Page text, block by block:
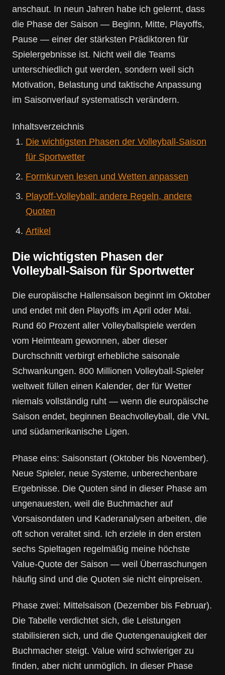
anschaut. In neun Jahren habe ich gelernt, dass
die Phase der Saison — Beginn, Mitte, Playoffs,
Pause — einer der stärksten Prädiktoren für
Spielergebnisse ist. Nicht weil die Teams
unterschiedlich gut werden, sondern weil sich
Motivation, Belastung und taktische Anpassung
im Saisonverlauf systematisch verändern.
Inhaltsverzeichnis
Die wichtigsten Phasen der Volleyball-Saison
für Sportwetter
Formkurven lesen und Wetten anpassen
Playoff-Volleyball: andere Regeln, andere
Quoten
Artikel
Die wichtigsten Phasen der
Volleyball-Saison für Sportwetter
Die europäische Hallensaison beginnt im Oktober
und endet mit den Playoffs im April oder Mai.
Rund 60 Prozent aller Volleyballspiele werden
vom Heimteam gewonnen, aber dieser
Durchschnitt verbirgt erhebliche saisonale
Schwankungen. 800 Millionen Volleyball-Spieler
weltweit füllen einen Kalender, der für Wetter
niemals vollständig ruht — wenn die europäische
Saison endet, beginnen Beachvolleyball, die VNL
und südamerikanische Ligen.
Phase eins: Saisonstart (Oktober bis November).
Neue Spieler, neue Systeme, unberechenbare
Ergebnisse. Die Quoten sind in dieser Phase am
ungenauesten, weil die Buchmacher auf
Vorsaisondaten und Kaderanalysen arbeiten, die
oft schon veraltet sind. Ich erziele in den ersten
sechs Spieltagen regelmäßig meine höchste
Value-Quote der Saison — weil Überraschungen
häufig sind und die Quoten sie nicht einpreisen.
Phase zwei: Mittelsaison (Dezember bis Februar).
Die Tabelle verdichtet sich, die Leistungen
stabilisieren sich, und die Quotengenauigkeit der
Buchmacher steigt. Value wird schwieriger zu
finden, aber nicht unmöglich. In dieser Phase